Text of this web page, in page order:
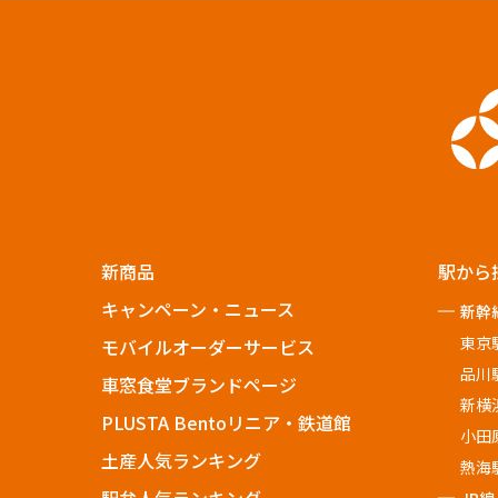
新商品
キャンペーン・ニュース
モバイルオーダーサービス
車窓食堂ブランドページ
PLUSTA Bentoリニア・鉄道館
土産人気ランキング
駅から
新幹
東京
品川
新横
小田
熱海